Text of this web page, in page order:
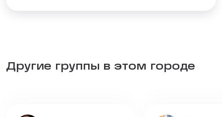
Другие группы в этом городе